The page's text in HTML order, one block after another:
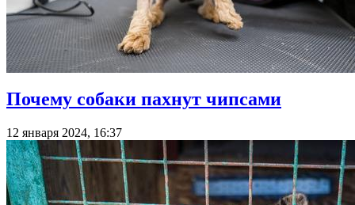
Почему собаки пахнут чипсами
12 января 2024, 16:37